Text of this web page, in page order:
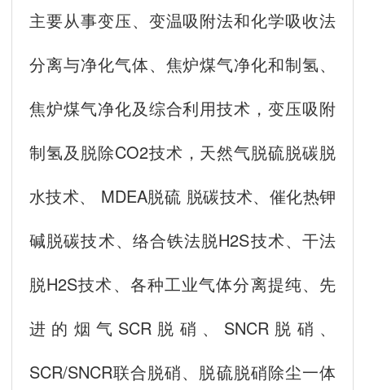
主要从事变压、变温吸附法和化学吸收法
分离与净化气体、焦炉煤气净化和制氢、
焦炉煤气净化及综合利用技术，变压吸附
制氢及脱除CO2技术，天然气脱硫脱碳脱
水技术、 MDEA脱硫 脱碳技术、催化热钾
碱脱碳技术、络合铁法脱H2S技术、干法
脱H2S技术、各种工业气体分离提纯、先
进的烟气SCR脱硝、SNCR脱硝、
SCR/SNCR联合脱硝、脱硫脱硝除尘一体